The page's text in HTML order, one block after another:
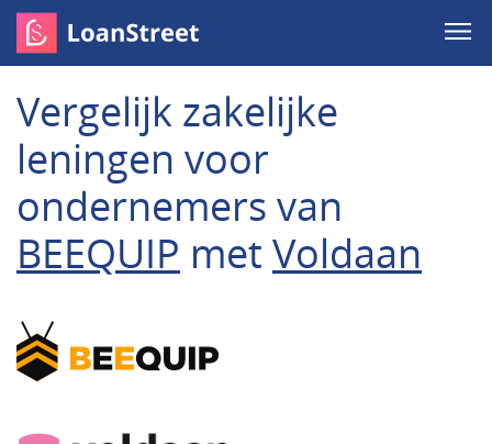
Vergelijk zakelijke
leningen voor
ondernemers van
BEEQUIP met Voldaan